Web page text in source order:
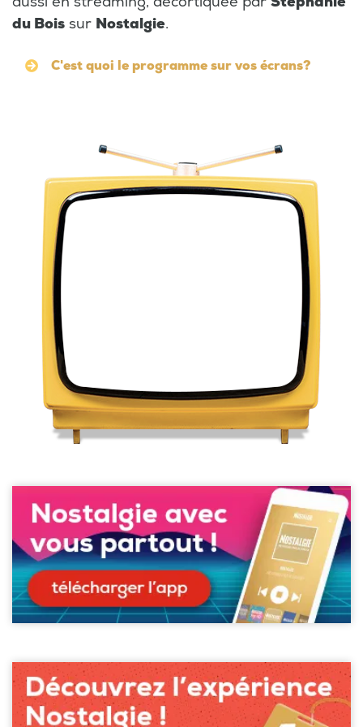
du Bois sur Nostalgie.
C'est quoi le programme sur vos écrans?